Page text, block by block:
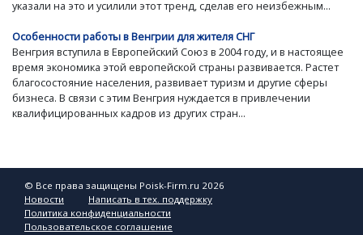
указали на это и усилили этот тренд, сделав его неизбежным...
Особенности работы в Венгрии для жителя СНГ
Венгрия вступила в Европейский Союз в 2004 году, и в настоящее
время экономика этой европейской страны развивается. Растет
благосостояние населения, развивает туризм и другие сферы
бизнеса. В связи с этим Венгрия нуждается в привлечении
квалифицированных кадров из других стран...
© Все права защищены Poisk-Firm.ru 2026
Новости
Написать в тех. поддержку
Политика конфиденциальности
Пользовательское соглашение